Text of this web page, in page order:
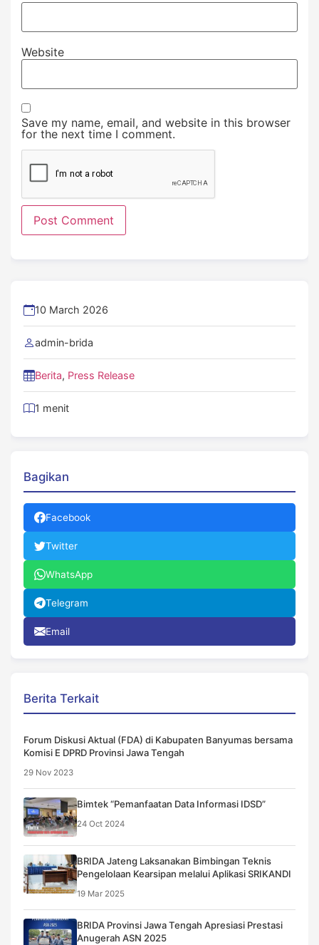
10 March 2026
admin-brida
Berita, Press Release
1 menit
Bagikan
Facebook
Twitter
WhatsApp
Telegram
Email
Berita Terkait
Forum Diskusi Aktual (FDA) di Kabupaten Banyumas bersama
Komisi E DPRD Provinsi Jawa Tengah
29 Nov 2023
Bimtek “Pemanfaatan Data Informasi IDSD”
24 Oct 2024
BRIDA Jateng Laksanakan Bimbingan Teknis
Pengelolaan Kearsipan melalui Aplikasi SRIKANDI
19 Mar 2025
BRIDA Provinsi Jawa Tengah Apresiasi Prestasi
Anugerah ASN 2025
Website
Save my name, email, and website in this browser
for the next time I comment.